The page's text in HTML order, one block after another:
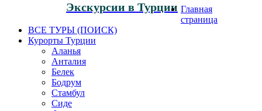
Экскурсии в Турции Главная
страница
ВСЕ ТУРЫ (ПОИСК)
Курорты Турции
Аланья
Анталия
Белек
Бодрум
Стамбул
Сиде